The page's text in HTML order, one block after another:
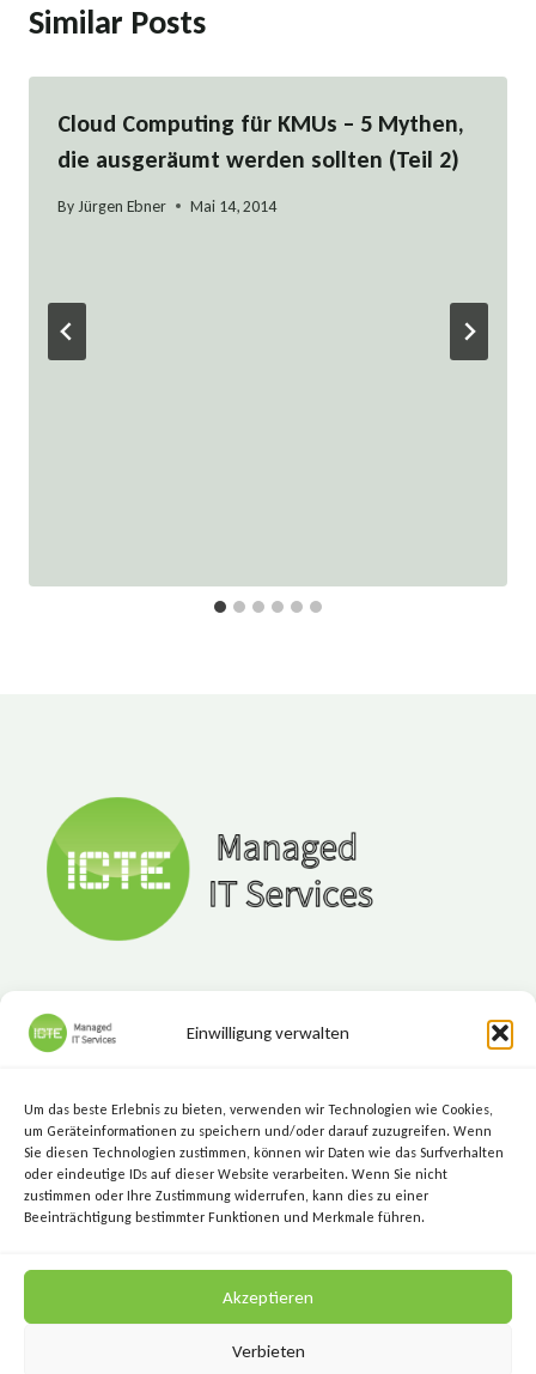
Einwilligung verwalten
Um das beste Erlebnis zu bieten, verwenden wir Technologien wie Cookies,
um Geräteinformationen zu speichern und/oder darauf zuzugreifen. Wenn
Sie diesen Technologien zustimmen, können wir Daten wie das Surfverhalten
oder eindeutige IDs auf dieser Website verarbeiten. Wenn Sie nicht
zustimmen oder Ihre Zustimmung widerrufen, kann dies zu einer
Beeinträchtigung bestimmter Funktionen und Merkmale führen.
Akzeptieren
Verbieten
Similar Posts
Cloud Computing für KMUs – 5 Mythen,
die ausgeräumt werden sollten (Teil 2)
ByJürgen Ebner Mai 14, 2014
Marktgasse 7, 8720 Knittelfeld
+43 (3512) 209 00
info@icte.biz
KEEP IT SIMPLE.